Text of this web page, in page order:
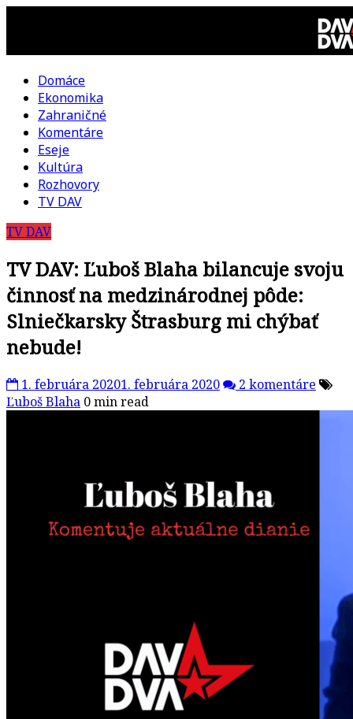
DAV
DVA
kultúrno-
politická
revue
Domáce
Ekonomika
Zahraničné
Komentáre
Eseje
Kultúra
Rozhovory
TV DAV
TV DAV
TV DAV: Ľuboš Blaha bilancuje svoju
činnosť na medzinárodnej pôde:
Slniečkarsky Štrasburg mi chýbať
nebude!
1. februára 20201. februára 2020
2 komentáre
Ľuboš Blaha 0 min read